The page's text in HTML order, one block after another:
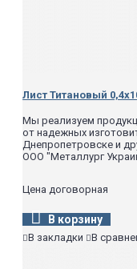
Лист Титановый
Мы реализуем
от надежных
Днепропетровске и
ООО "Металлург
Цена договорная
В корзину
В закладки В